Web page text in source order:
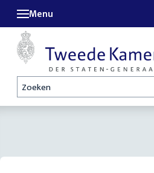
Zoeken
Menu